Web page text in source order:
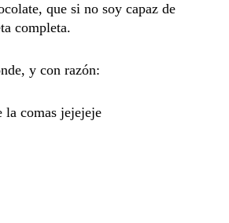
que si no soy capaz de
completa.
y con razón:
la comas jejejeje